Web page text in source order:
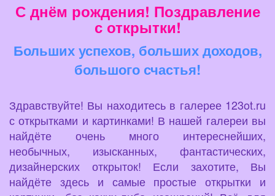
С днём рождения! Поздравление
с открытки!
Больших успехов, больших доходов,
большого счастья!
Здравствуйте! Вы находитесь в галерее 123ot.ru
с открытками и картинками! В нашей галереи вы
найдёте очень много интереснейших,
необычных, изысканных, фантастических,
дизайнерских открыток! Если захотите, Вы
найдёте здесь и самые простые открытки и